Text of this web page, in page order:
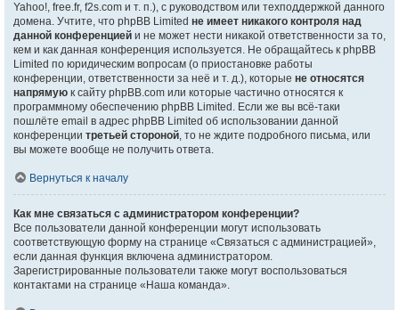
Yahoo!, free.fr, f2s.com и т. п.), с руководством или техподдержкой данного
домена. Учтите, что phpBB Limited не имеет никакого контроля над
данной конференцией и не может нести никакой ответственности за то,
кем и как данная конференция используется. Не обращайтесь к phpBB
Limited по юридическим вопросам (о приостановке работы
конференции, ответственности за неё и т. д.), которые не относятся
напрямую к сайту phpBB.com или которые частично относятся к
программному обеспечению phpBB Limited. Если же вы всё-таки
пошлёте email в адрес phpBB Limited об использовании данной
конференции третьей стороной, то не ждите подробного письма, или
вы можете вообще не получить ответа.
Вернуться к началу
Как мне связаться с администратором конференции?
Все пользователи данной конференции могут использовать
соответствующую форму на странице «Связаться с администрацией»,
если данная функция включена администратором.
Зарегистрированные пользователи также могут воспользоваться
контактами на странице «Наша команда».